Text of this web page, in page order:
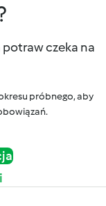
potraw czeka na
próbnego, aby